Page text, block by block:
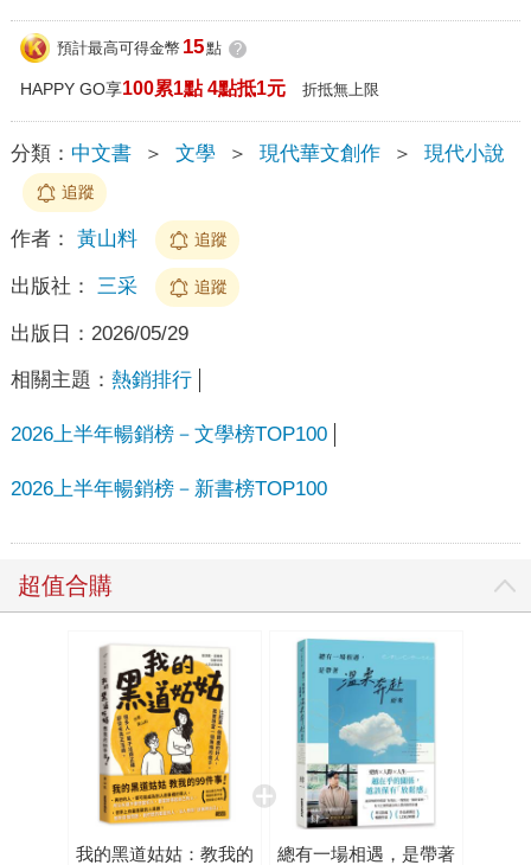
預計最高可得金幣 15點 ?
HAPPY GO享100累1點 4點抵1元 折抵無上限
分類： 中文書 ＞ 文學 ＞ 現代華文創作 ＞ 現代小說
追蹤
作者： 黃山料 追蹤
出版社： 三采 追蹤
出版日： 2026/05/29
相關主題： 熱銷排行
2026上半年暢銷榜－文學榜TOP100
2026上半年暢銷榜－新書榜TOP100
超值合購
我的黑道姑姑：教我的
總有一場相遇，是帶著